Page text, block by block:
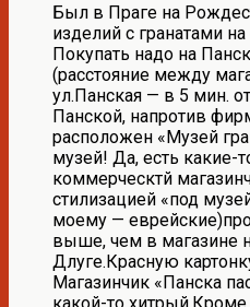
Был в Праге на
изделий с гранатами
Покупать надо на
(расстояние между
ул.Панская — в 5 мин.
Панской, напротив
расположен «Музей
музей! Да, есть какие-
коммерческтй
стилизацией «под
моему —
выше, чем в магазине
Длуге.Красную
Магазинчик «Панска